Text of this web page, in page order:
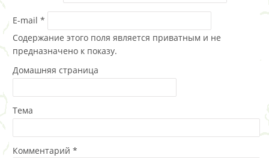
E-mail *
Содержание этого поля является приватным и не
предназначено к показу.
Домашняя страница
Тема
Комментарий *